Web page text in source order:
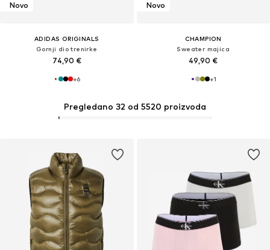
Novo
ADIDAS ORIGINALS
Gornji dio trenirke
74,90 €
+6
Novo
CHAMPION
Sweater majica
49,90 €
+1
Pregledano 32 od 5520 proizvoda